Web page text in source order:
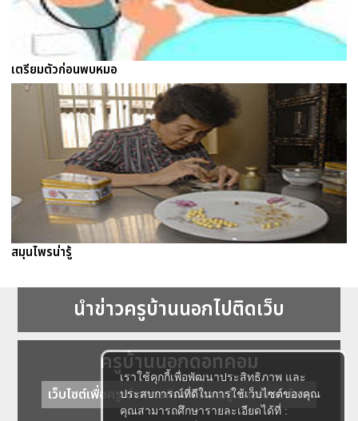
เราใช้คุกกี้เพื่อพัฒนาประสิทธิภาพ และ
ประสบการณ์ที่ดีในการใช้เว็บไซต์ของคุณ
คุณสามารถศึกษารายละเอียดได้ที่ :
เตรียมตัวก่อนพบหมอ
สมุนไพรน่ารู้
นำข่าวครูบ้านนอกไปติดเว็บ
ครูบ้านนอกดอทคอม
เว็บไซต์เพื่อครู ข่าวการศึกษา ความรู้ การศึกษาไทย